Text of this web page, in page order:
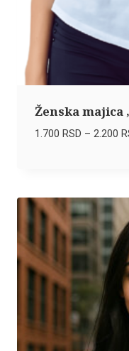
Ženska majica
1.700 RSD – 2.200